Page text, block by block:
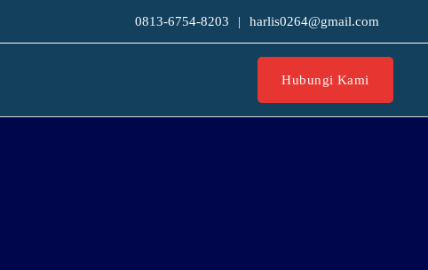
0813-6754-8203 | harlis0264@gmail.com
Hubungi Kami